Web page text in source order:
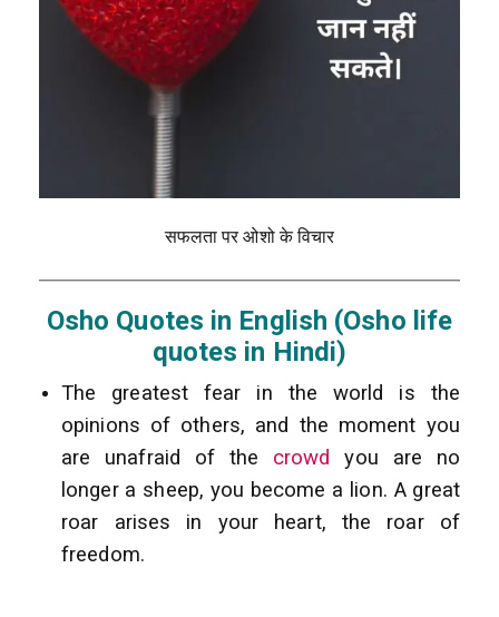
सफलता पर ओशो के विचार
Osho Quotes in English (Osho life
quotes in Hindi)
The greatest fear in the world is the
opinions of others, and the moment you
are unafraid of the crowd
you are no
longer a sheep, you become a lion. A great
roar arises in your heart, the roar of
freedom.